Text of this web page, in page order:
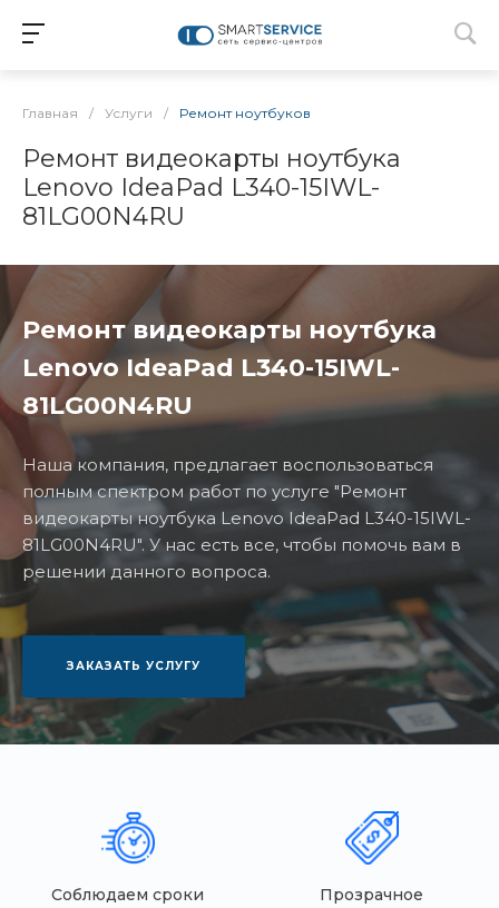
Главная / Услуги / Ремонт ноутбуков
Ремонт видеокарты ноутбука
Lenovo IdeaPad L340-15IWL-
81LG00N4RU
Ремонт видеокарты ноутбука
Lenovo IdeaPad L340-15IWL-
81LG00N4RU
Наша компания, предлагает воспользоваться
полным спектром работ по услуге "Ремонт
видеокарты ноутбука Lenovo IdeaPad L340-15IWL-
81LG00N4RU". У нас есть все, чтобы помочь вам в
решении данного вопроса.
ЗАКАЗАТЬ УСЛУГУ
Соблюдаем сроки
Прозрачное